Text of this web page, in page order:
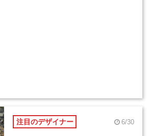
注目のデザイナー 6/30